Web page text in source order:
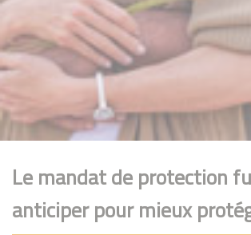
Le mandat de protection
anticiper pour mieux